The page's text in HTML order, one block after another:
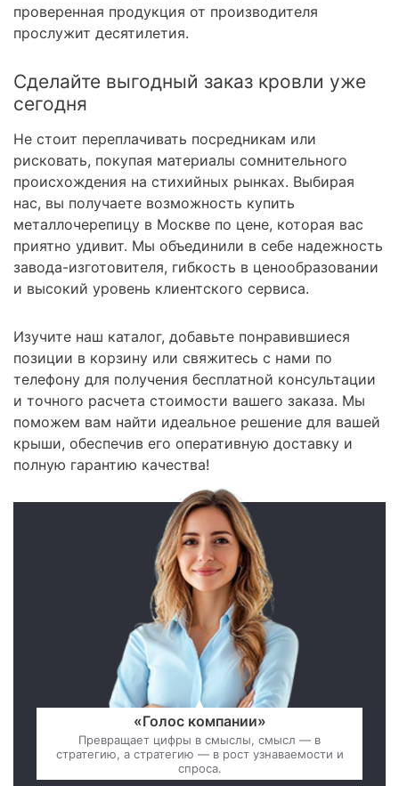
проверенная продукция от производителя
прослужит десятилетия.
Сделайте выгодный заказ кровли уже
сегодня
Не стоит переплачивать посредникам или
рисковать, покупая материалы сомнительного
происхождения на стихийных рынках. Выбирая
нас, вы получаете возможность купить
металлочерепицу в Москве по цене, которая вас
приятно удивит. Мы объединили в себе надежность
завода-изготовителя, гибкость в ценообразовании
и высокий уровень клиентского сервиса.
Изучите наш каталог, добавьте понравившиеся
позиции в корзину или свяжитесь с нами по
телефону для получения бесплатной консультации
и точного расчета стоимости вашего заказа. Мы
поможем вам найти идеальное решение для вашей
крыши, обеспечив его оперативную доставку и
полную гарантию качества!
«Голос компании»
Превращает цифры в смыслы, смысл — в
стратегию, а стратегию — в рост узнаваемости и
спроса.